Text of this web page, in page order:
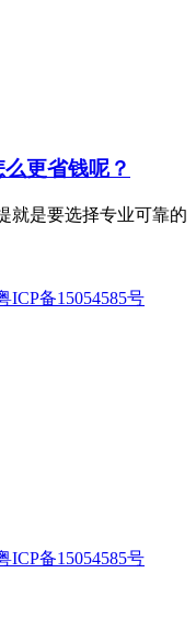
更省钱呢？
就是要选择专业可靠的
备15054585号
备15054585号